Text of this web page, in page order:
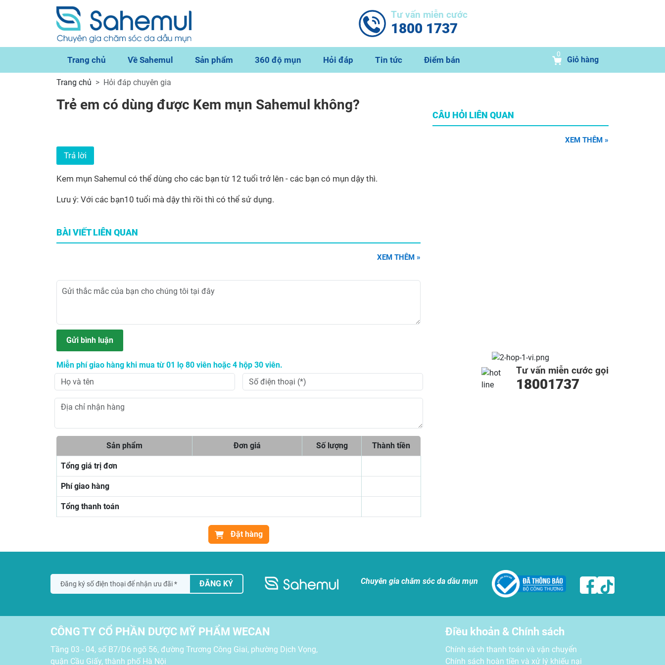
Tư vấn miễn cước
1800 1737
Trang chủ Về Sahemul Sản phẩm 360 độ mụn Hỏi đáp Tin tức Điểm bán
0
Giỏ hàng
Trang chủ Hỏi đáp chuyên gia
Trẻ em có dùng được Kem mụn Sahemul không?
Trả lời
Kem mụn Sahemul có thể dùng cho các bạn từ 12 tuổi trở lên - các bạn có mụn dậy thì.
Lưu ý: Với các bạn10 tuổi mà dậy thì rồi thì có thể sử dụng.
BÀI VIẾT LIÊN QUAN
XEM THÊM »
Gửi bình luận
CÂU HỎI LIÊN QUAN
XEM THÊM »
Miễn phí giao hàng khi mua từ 01 lọ 80 viên hoặc 4 hộp 30 viên.
Sản phẩm Đơn giá Số lượng Thành tiền
Tổng giá trị đơn
Phí giao hàng
Tổng thanh toán
Đặt hàng
Tư vấn miễn cước gọi
18001737
ĐĂNG KÝ Chuyên gia chăm sóc da dầu mụn
CÔNG TY CỔ PHẦN DƯỢC MỸ PHẨM WECAN
Tầng 03 - 04, số B7/D6 ngõ 56, đường Trương Công Giai, phường Dịch Vọng,
quận Cầu Giấy, thành phố Hà Nội
Điều khoản & Chính sách
Chính sách thanh toán và vận chuyển
Chính sách hoàn tiền và xử lý khiếu nại